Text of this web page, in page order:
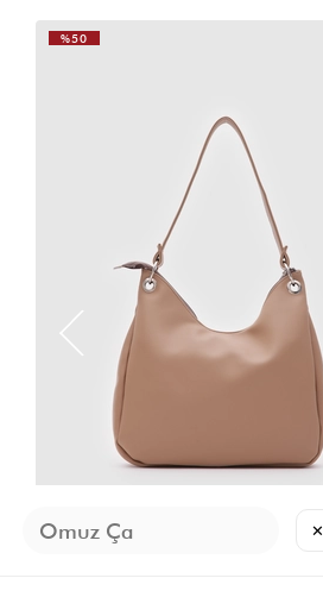
%50
✕